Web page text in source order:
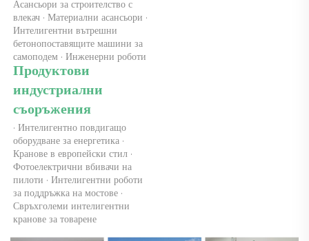
Асансьори за строителство с
влекач · Материални асансьори ·
Интелигентни вътрешни
бетонопоставящите машини за
самоподем · Инженерни роботи
Продуктови
индустриални
съоръжения
· Интелигентно повдигащо
оборудване за енергетика ·
Кранове в европейски стил ·
Фотоелектрични вбивачи на
пилоти · Интелигентни роботи
за поддръжка на мостове ·
Свръхголеми интелигентни
кранове за товарене